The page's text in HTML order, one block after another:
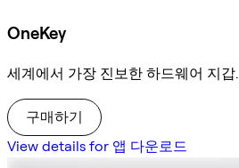
OneKey
세계에서 가장 진보한 하드웨어 지갑.
구매하기
View details for 앱 다운로드